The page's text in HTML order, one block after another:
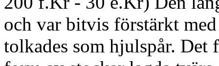
och var bitvis förstärkt
tolkades som hjulspår. Det